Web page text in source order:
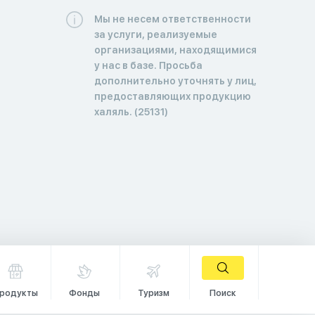
Мы не несем ответственности
за услуги, реализуемые
организациями, находящимися
у нас в базе. Просьба
дополнительно уточнять у лиц,
предоставляющих продукцию
халяль. (25131)
Фонды Туризм Поиск